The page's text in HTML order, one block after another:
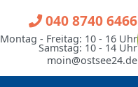
040 8740 6466
Montag - Freitag: 10 - 16 Uhr
Samstag: 10 - 14 Uhr
moin@ostsee24.de